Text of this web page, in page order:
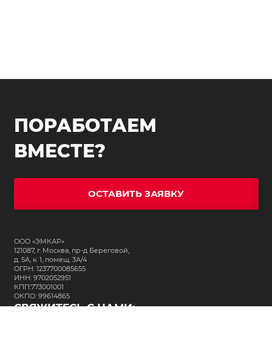
ПОРАБОТАЕМ
ВМЕСТЕ?
ОСТАВИТЬ ЗАЯВКУ
ООО «ЭМКАР»
121087, г. Москва, пр-д Береговой,
д. 5А, к. 1, помещ. 3А/4
ОГРН: 1237700085655
ИНН: 9702052951
КПП:773001001
ОКПО: 99614865
СВЯЖИТЕСЬ С НАМИ: